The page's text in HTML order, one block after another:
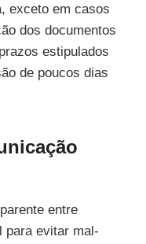
exceto em casos
dos documentos
estipulados
de poucos dias
entre
para evitar mal-